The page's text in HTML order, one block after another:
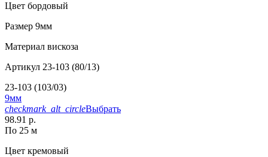
Цвет бордовый
Размер 9мм
Материал вискоза
Артикул 23-103 (80/13)
23-103 (103/03)
9мм
checkmark_alt_circleВыбрать
98.91 р.
По 25 м
Цвет кремовый